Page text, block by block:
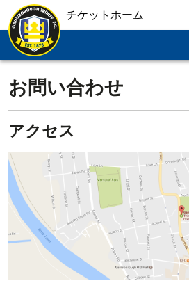
チケットホーム
お問い合わせ
アクセス